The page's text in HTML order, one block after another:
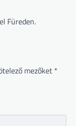
Füreden.
mezőket *